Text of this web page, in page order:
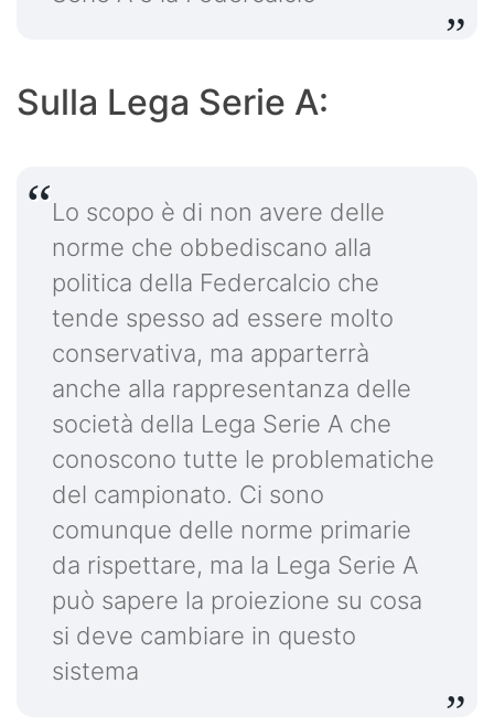
Sulla Lega Serie A:
Lo scopo è di non avere delle
norme che obbediscano alla
politica della Federcalcio che
tende spesso ad essere molto
conservativa, ma apparterrà
anche alla rappresentanza delle
società della Lega Serie A che
conoscono tutte le problematiche
del campionato. Ci sono
comunque delle norme primarie
da rispettare, ma la Lega Serie A
può sapere la proiezione su cosa
si deve cambiare in questo
sistema